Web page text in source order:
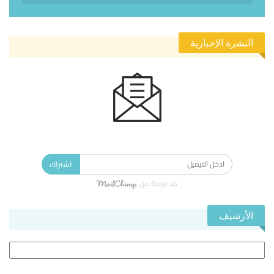
النشرة الإخبارية
اشتراك
مدعومة من
الأرشيف